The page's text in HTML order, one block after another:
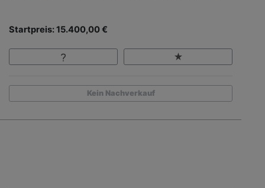
Startpreis: 15.400,00 €
Kein Nachverkauf